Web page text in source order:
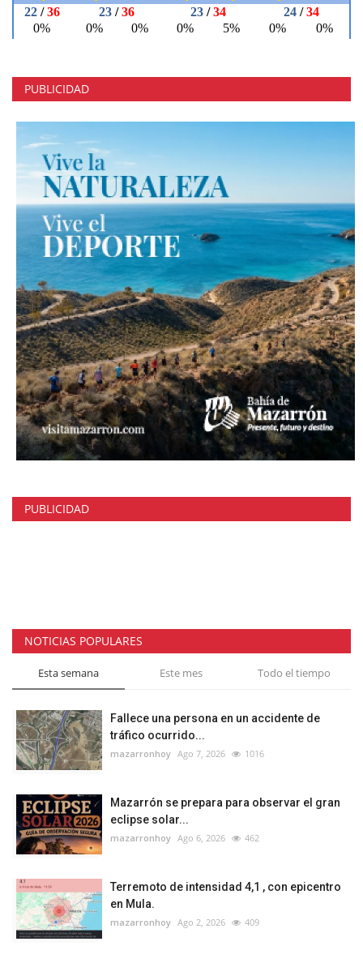
PUBLICIDAD
PUBLICIDAD
NOTICIAS POPULARES
Esta semana Este mes Todo el tiempo
Fallece una persona en un accidente de
tráfico ocurrido...
mazarronhoy Ago 7, 2026 1016
Mazarrón se prepara para observar el gran
eclipse solar...
mazarronhoy Ago 6, 2026 462
Terremoto de intensidad 4,1 , con epicentro
en Mula.
mazarronhoy Ago 2, 2026 409